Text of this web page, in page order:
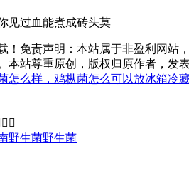
见过血能煮成砖头莫
！免责声明：本站属于非盈利网站
本站尊重原创，版权归原作者，发
怎么样，鸡枞菌怎么可以放冰箱冷
 
野生菌野生菌